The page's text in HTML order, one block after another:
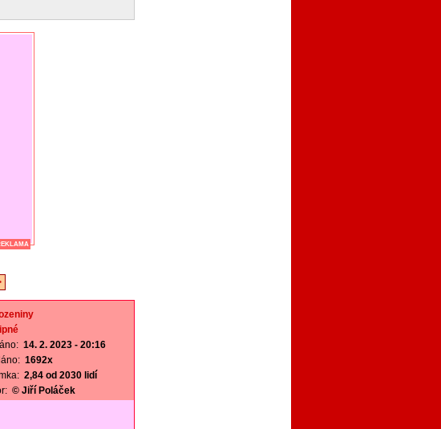
14. 2. 2023 - 20:16
1692x
2,84 od 2030 lidí
© Jiří Poláček